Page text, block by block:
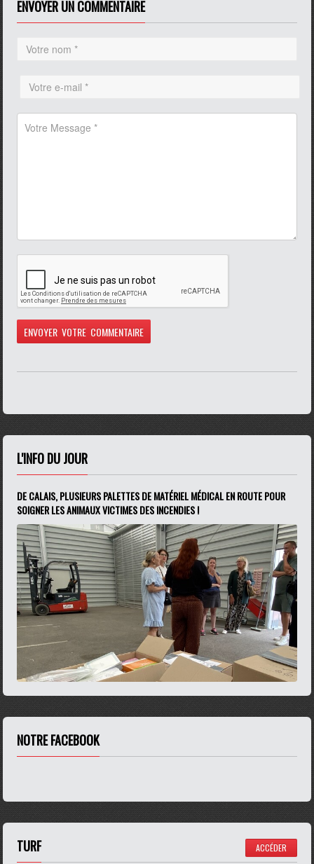
ENVOYER UN COMMENTAIRE
L'INFO DU JOUR
DE CALAIS, PLUSIEURS PALETTES DE MATÉRIEL MÉDICAL EN ROUTE POUR
SOIGNER LES ANIMAUX VICTIMES DES INCENDIES !
NOTRE FACEBOOK
TURF ACCÉDER